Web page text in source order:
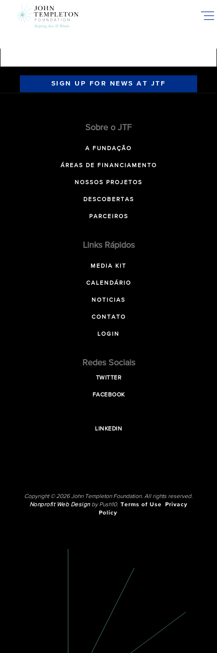
SIGN UP FOR NEWS AT JTF
Sobre o JTF
A FUNDAÇÃO
ÁREAS DE FINANCIAMENTO
NOSSOS PROJETOS
DESCOBERTAS
PARCEIROS
Links Rápidos
MEDIA KIT
CALENDÁRIO
NOTICIAS
CONTATO
LOGIN
Redes Sociais
TWITTER
FACEBOOK
LINKEDIN
Copyright © 2026 John Templeton Foundation. All rights reserved.
Nonprofit Web Designby Push10. Terms of Use
Privacy
Policy